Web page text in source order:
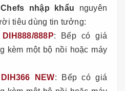
nhập khẩu nguyên
tiêu dùng tin tưởng:
888P: Bếp có giá
kèm một bộ nồi hoặc máy
NEW: Bếp có giá